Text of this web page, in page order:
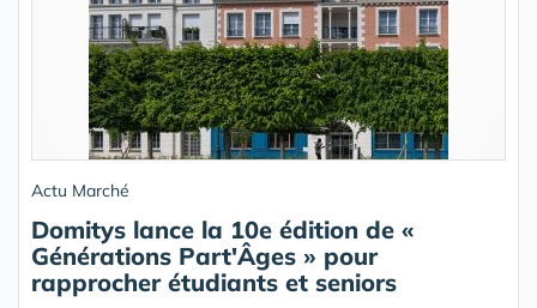
Actu Marché
Domitys lance la 10e édition de «
Générations Part'Âges » pour
rapprocher étudiants et seniors